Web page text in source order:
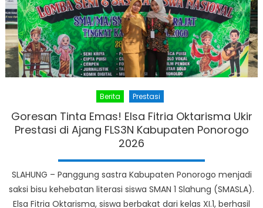
Berita Prestasi
Goresan Tinta Emas! Elsa Fitria Oktarisma Ukir
Prestasi di Ajang FLS3N Kabupaten Ponorogo
2026
SLAHUNG – Panggung sastra Kabupaten Ponorogo menjadi
saksi bisu kehebatan literasi siswa SMAN 1 Slahung (SMASLA).
Elsa Fitria Oktarisma, siswa berbakat dari kelas XI.1, berhasil